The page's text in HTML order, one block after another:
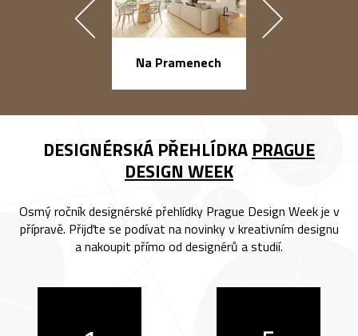
Na Pramenech
DESIGNÉRSKÁ PŘEHLÍDKA PRAGUE
DESIGN WEEK
Osmý ročník designérské přehlídky Prague Design Week je v
přípravě. Přijďte se podívat na novinky v kreativním designu
a nakoupit přímo od designérů a studií.